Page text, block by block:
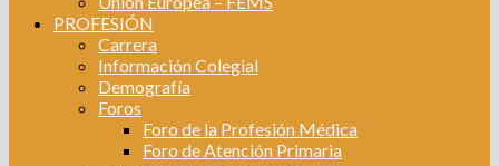
PROFESIÓN
Carrera
Información Colegial
Demografía
Foros
Foro de la Profesión Médica
Foro de Atención Primaria